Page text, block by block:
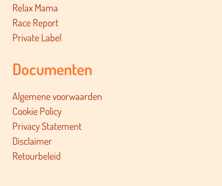
Relax Mama
Race Report
Private Label
Documenten
Algemene voorwaarden
Cookie Policy
Privacy Statement
Disclaimer
Retourbeleid